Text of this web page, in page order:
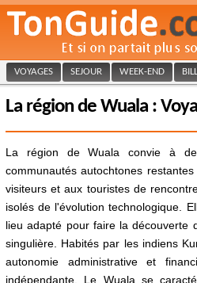
VOYAGES SEJOUR WEEK-END
La région de Wuala :
La région de Wuala convie à
communautés autochtones
visiteurs et aux touristes de
isolés de l'évolution technologique.
lieu adapté pour faire la découverte
singulière. Habités par les indiens
autonomie administrative et
indépendante. Le Wuala se